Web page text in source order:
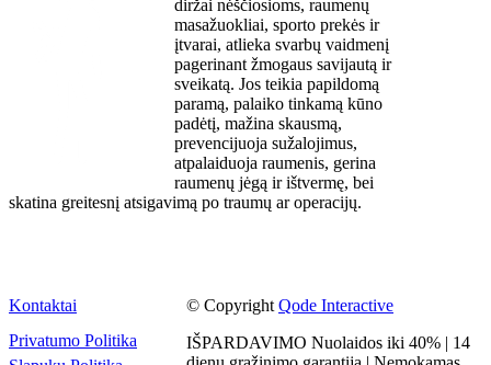
diržai nėščiosioms, raumenų
masažuokliai, sporto prekės ir
įtvarai, atlieka svarbų vaidmenį
pagerinant žmogaus savijautą ir
sveikatą. Jos teikia papildomą
paramą, palaiko tinkamą kūno
padėtį, mažina skausmą,
prevencijuoja sužalojimus,
atpalaiduoja raumenis, gerina
raumenų jėgą ir ištvermę, bei
skatina greitesnį atsigavimą po traumų ar operacijų.
Kontaktai
Privatumo Politika
© Copyright Qode Interactive
IŠPARDAVIMO Nuolaidos iki 40% | 14